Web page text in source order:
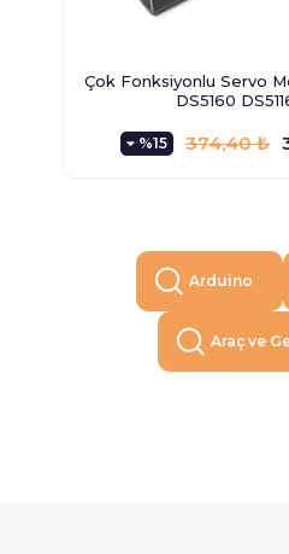
Çok Fonksiyonlu Servo
DS5160
%15 374,40 ₺
Arduino
Araç ve